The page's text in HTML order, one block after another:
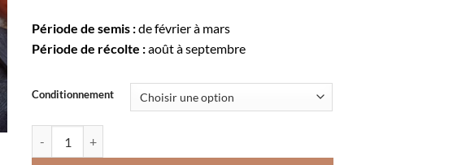
Période de semis :de février à mars
Période de récolte :août à septembre
Conditionnement